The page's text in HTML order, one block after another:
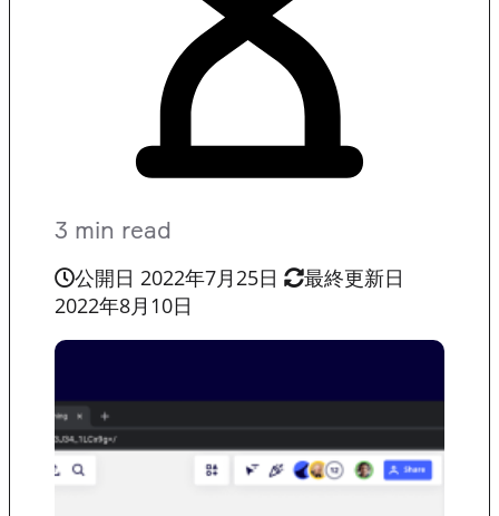
3 min read
公開日 2022年7月25日
最終更新日
2022年8月10日